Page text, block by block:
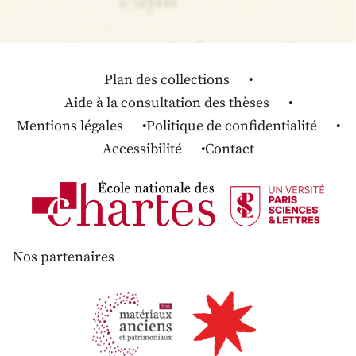
Plan des collections
Aide à la consultation des thèses
Mentions légales
Politique de confidentialité
Accessibilité
Contact
Nos partenaires